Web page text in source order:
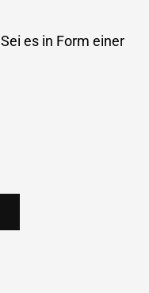
Sei es in Form einer